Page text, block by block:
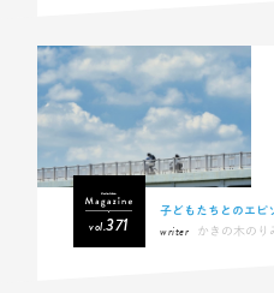
vol.371
子どもたちとのエピ
writer
かきの木のり